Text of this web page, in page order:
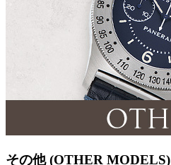
その他 (OTHER MODELS)